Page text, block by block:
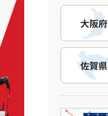
大阪府
佐賀県